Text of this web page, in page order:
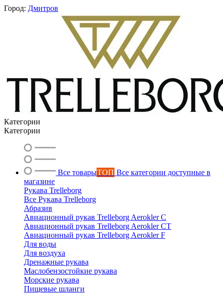
Город: Дмитров
Категории
Категории
Все товарыТОП Все категории доступные в
магазине
Рукава Trelleborg
Все Рукава Trelleborg
Абразив
Авиационный рукав Trelleborg Aerokler C
Авиационный рукав Trelleborg Aerokler CT
Авиационный рукав Trelleborg Aerokler F
Для воды
Для воздуха
Дренажные рукава
Маслобензостойкие рукава
Морские рукава
Пищевые шланги
Вероника
онлайн